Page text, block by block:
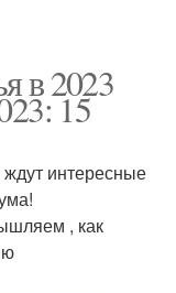
в 2023
15
интересные
, как